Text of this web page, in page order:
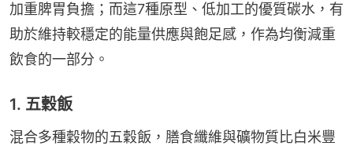
加重脾胃負擔；而這7種原型、低加工的優質碳水，有
助於維持較穩定的能量供應與飽足感，作為均衡減重
飲食的一部分。
1. 五穀飯
混合多種穀物的五穀飯，膳食纖維與礦物質比白米豐